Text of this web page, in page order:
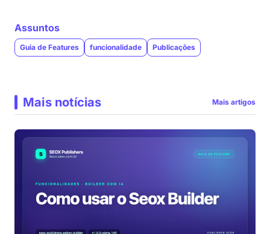
Assuntos
Guia de Features funcionalidade Publicações
Mais notícias Mais artigos